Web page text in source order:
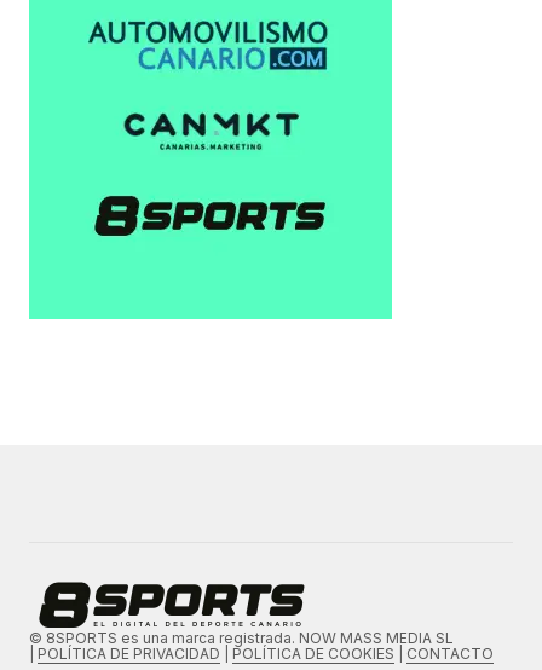
© 8SPORTS es una marca registrada. NOW MASS MEDIA SL
POLÍTICA DE PRIVACIDAD POLÍTICA DE COOKIES CONTACTO